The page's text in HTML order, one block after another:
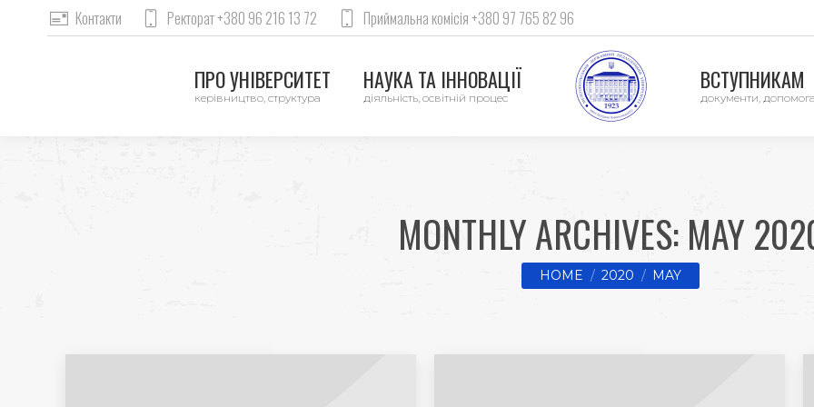
Контакти Ректорат +380 96 216 13 72 Приймальна комісія +380 97 765 82 96
ПРО УНІВЕРСИТЕТ
керівництво, структура
НАУКА ТА ІННОВАЦІЇ
діяльність, освітній процес
ВСТУПНИКАМ
документи, допомога
MONTHLY ARCHIVES: MAY
You are here:
HOME 2020 MAY